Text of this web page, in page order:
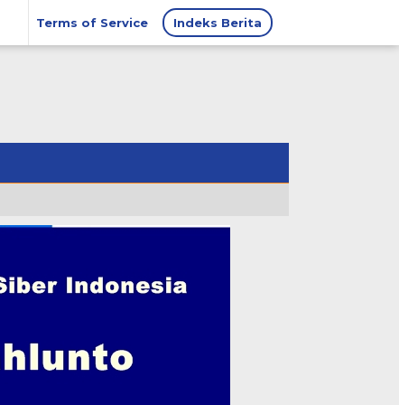
Terms of Service Indeks Berita